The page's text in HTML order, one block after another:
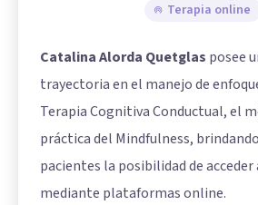
Terapia online
Catalina Alorda Quetglas posee
trayectoria en el manejo de
Terapia Cognitiva Conductual, el
práctica del Mindfulness,
pacientes la posibilidad de
mediante plataformas online.